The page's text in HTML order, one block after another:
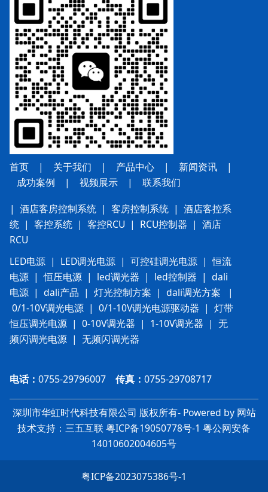
首页| 关于我们 | 产品中心 | 新闻资讯|
成功案例 | 视频展示| 联系我们
| 酒店客房控制系统| 客房控制系统| 酒店客控系
统| 客控系统 | 客控RCU | RCU控制器 | 酒店
RCU
LED电源| LED调光电源 | 可控硅调光电源 |恒流
电源 |恒压电源 | led调光器 | led控制器 | dali
电源 | dali产品 | 灯光控制方案 | dali调光方案
|
0/1-10V调光电源 | 0/1-10V调光电源驱动器 | 灯带
恒压调光电源| 0-10V调光器 | 1-10V调光器 | 无
频闪调光电源| 无频闪调光器
电话： 0755-29796007 传真： 0755-29708717
深圳市华虹时代科技有限公司 版权所有- Powered by 网站
技术支持：三五互联 粤ICP备19050778号-1 粤公网安备
14010602004605号
粤ICP备2023075386号-1